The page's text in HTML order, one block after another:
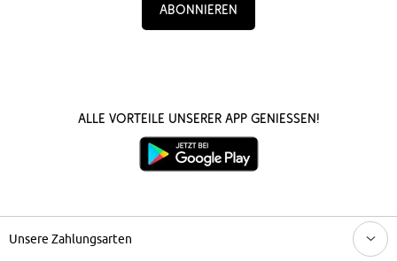
Abonnieren
Alle Vorteile unserer App genießen!
Unsere Zahlungsarten